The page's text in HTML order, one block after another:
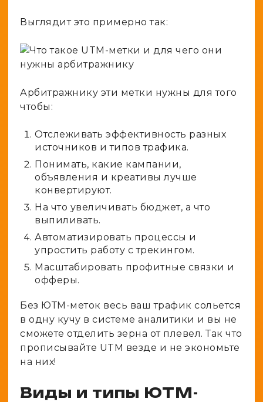
Выглядит это примерно так:
Арбитражнику эти метки нужны для того
чтобы:
Отслеживать эффективность разных
источников и типов трафика.
Понимать, какие кампании,
объявления и креативы лучше
конвертируют.
На что увеличивать бюджет, а что
выпиливать.
Автоматизировать процессы и
упростить работу с трекингом.
Масштабировать профитные связки и
офферы.
Без ЮТМ-меток весь ваш трафик сольется
в одну кучу в системе аналитики и вы не
сможете отделить зерна от плевел. Так что
прописывайте UTM везде и не экономьте
на них!
Виды и типы ЮТМ-